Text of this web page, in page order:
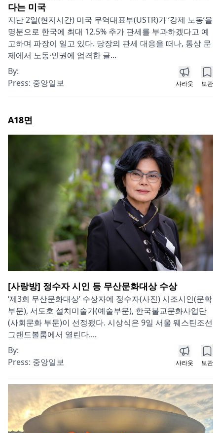
다는 미국
지난 2일(현지시간) 미국 무역대표부(USTR)가 ‘강제 노동’을
명분으로 한국에 최대 12.5% 추가 관세를 부과하겠다고 예
고하며 파장이 일고 있다. 당장의 관세 대응을 떠나, 통상 문
제에서 노동·인권에 엄격한 글...
By:
Press: 중앙일보 샤라웃 보관
A18면
[사랑방] 정수자 시인 등 무산문화대상 수상
‘제3회 무산문화대상’ 수상자에 정수자(사진) 시조시인(문학
부문), 서도호 설치미술가(예술부문), 한국불교문화사업단
(사회문화 부문)이 선정됐다. 시상식은 9일 서울 웨스틴조선
그랜드볼룸에서 열린다....
By:
Press: 중앙일보 샤라웃 보관